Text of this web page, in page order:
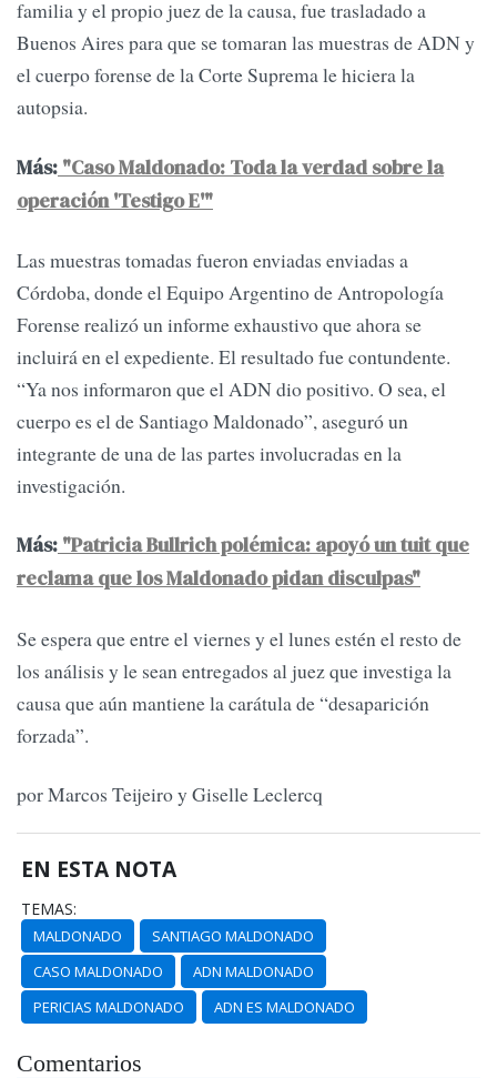
familia y el propio juez de la causa, fue trasladado a
Buenos Aires para que se tomaran las muestras de ADN y
el cuerpo forense de la Corte Suprema le hiciera la
autopsia.
Más: "Caso Maldonado: Toda la verdad sobre la
operación 'Testigo E'"
Las muestras tomadas fueron enviadas enviadas a
Córdoba, donde el Equipo Argentino de Antropología
Forense realizó un informe exhaustivo que ahora se
incluirá en el expediente. El resultado fue contundente.
“Ya nos informaron que el ADN dio positivo. O sea, el
cuerpo es el de Santiago Maldonado”, aseguró un
integrante de una de las partes involucradas en la
investigación.
Más: "Patricia Bullrich polémica: apoyó un tuit que
reclama que los Maldonado pidan disculpas"
Se espera que entre el viernes y el lunes estén el resto de
los análisis y le sean entregados al juez que investiga la
causa que aún mantiene la carátula de “desaparición
forzada”.
por Marcos Teijeiro y Giselle Leclercq
EN ESTA NOTA
TEMAS:
MALDONADO
SANTIAGO MALDONADO
CASO MALDONADO
ADN MALDONADO
PERICIAS MALDONADO
ADN ES MALDONADO
Comentarios